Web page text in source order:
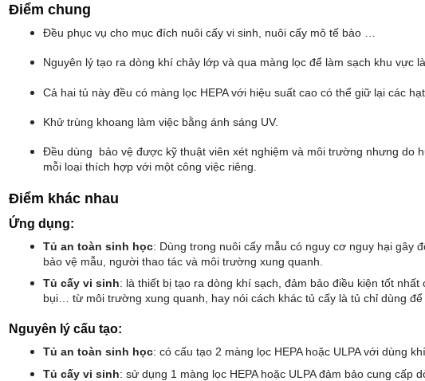
Điểm chung
Đều phục vụ cho mục đích nuôi cấy vi sinh, nuôi cấy mô tế bào …
Nguyên lý tạo ra dòng khí chảy lớp và qua màng lọc để làm sạch khu vực
Cả hai tủ này đều có màng lọc HEPA với hiệu suất cao có thể giữ lại các
Khử trùng khoang làm việc bằng ánh sáng UV.
Đều dùng bảo vệ được kỹ thuật viên xét nghiệm và môi trường nhưng do
mỗi loại thích hợp với một công việc riêng.
Điểm khác nhau
Ứng dụng:
Tủ an toàn sinh học: Dùng trong nuôi cấy mẫu có nguy cơ nguy hại
bảo vệ mẫu, người thao tác và môi trường xung quanh.
Tủ cấy vi sinh: là thiết bị tạo ra dòng khí sạch, đảm bảo điều kiện tốt
bụi… từ môi trường xung quanh, hay nói cách khác tủ cấy là tủ chỉ dùng để
Nguyên lý cấu tạo:
Tủ an toàn sinh học: có cấu tạo 2 màng lọc HEPA hoặc ULPA với dùng
Tủ cấy vi sinh: sử dụng 1 màng lọc HEPA hoặc ULPA đảm bảo cung cấp